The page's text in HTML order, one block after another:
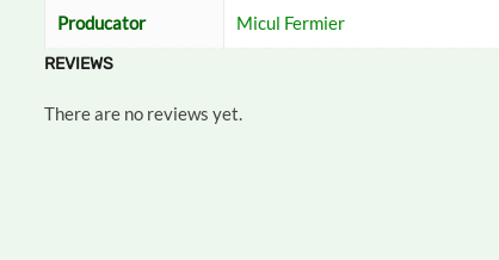
Producator
Micul Fermier
REVIEWS
There are no reviews yet.